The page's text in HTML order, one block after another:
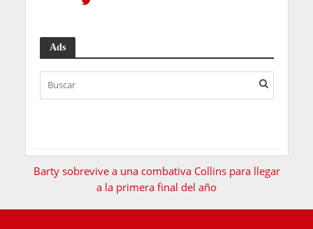
Ads
Barty sobrevive a una combativa Collins para llegar
a la primera final del año